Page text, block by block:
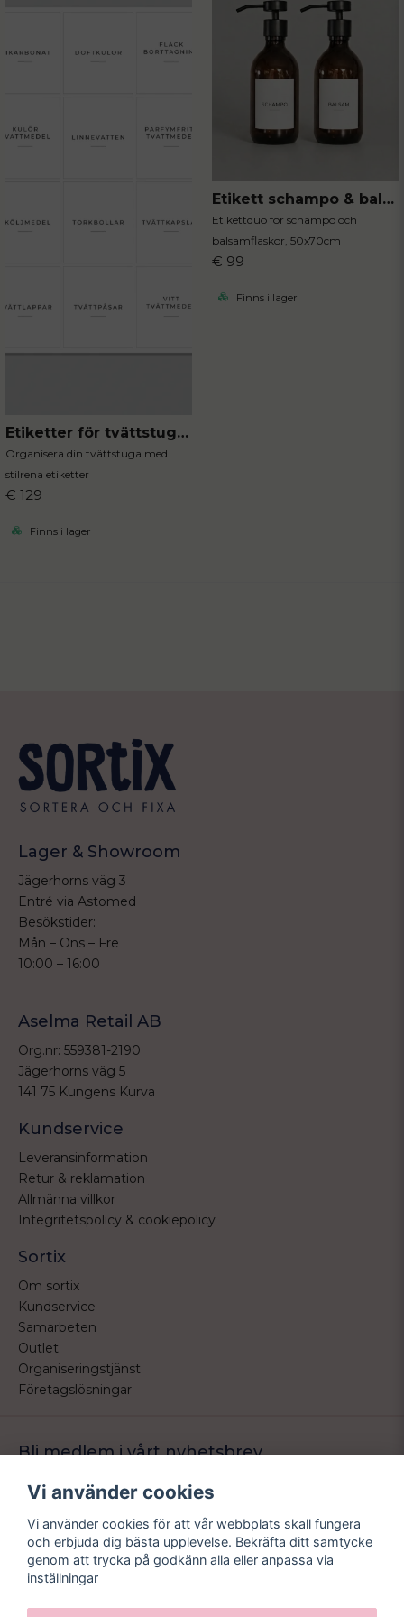
Etiketter för tvättstugan
Organisera din tvättstuga med
stilrena etiketter
€ 129
Finns i lager
Etikett schampo & balsam 2-P
Etikettduo för schampo och
balsamflaskor, 50x70cm
€ 99
Finns i lager
Lager & Showroom
Jägerhorns väg 3
Entré via Astomed
Besökstider:
Mån – Ons – Fre
10:00 – 16:00
Aselma Retail AB
Org.nr: 559381-2190
Jägerhorns väg 5
141 75 Kungens Kurva
Kundservice
Leveransinformation
Retur & reklamation
Allmänna villkor
Integritetspolicy & cookiepolicy
Sortix
Om sortix
Kundservice
Samarbeten
Outlet
Organiseringstjänst
Företagslösningar
Bli medlem i vårt nyhetsbrev
email
Mejladress Skicka
erbjudande.
Vi använder cookies
Vi använder cookies för att vår webbplats skall fungera
och erbjuda dig bästa upplevelse. Bekräfta ditt samtycke
genom att trycka på godkänn alla eller anpassa via
inställningar